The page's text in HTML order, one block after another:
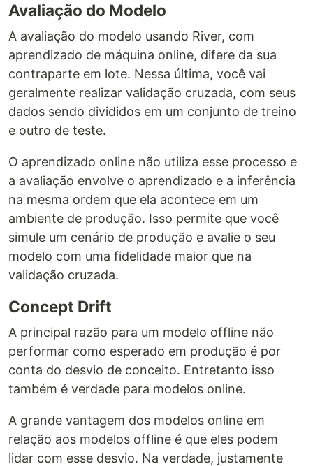
Avaliação do Modelo
A avaliação do modelo usando River, com
aprendizado de máquina online, difere da sua
contraparte em lote. Nessa última, você vai
geralmente realizar validação cruzada, com seus
dados sendo divididos em um conjunto de treino
e outro de teste.
O aprendizado online não utiliza esse processo e
a avaliação envolve o aprendizado e a inferência
na mesma ordem que ela acontece em um
ambiente de produção. Isso permite que você
simule um cenário de produção e avalie o seu
modelo com uma fidelidade maior que na
validação cruzada.
Concept Drift
A principal razão para um modelo offline não
performar como esperado em produção é por
conta do desvio de conceito. Entretanto isso
também é verdade para modelos online.
A grande vantagem dos modelos online em
relação aos modelos offline é que eles podem
lidar com esse desvio. Na verdade, justamente